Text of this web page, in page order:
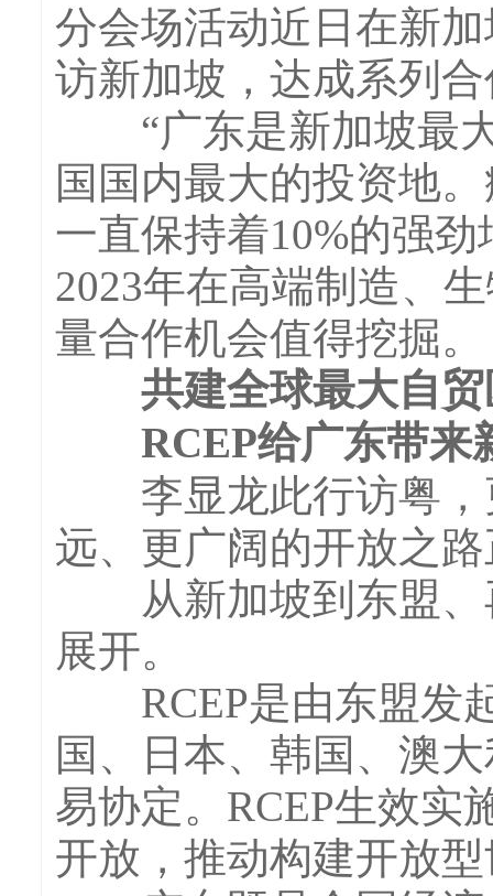
分会场活动近日在新
访新加坡，达成系列
“广东是新加坡最大
国国内最大的投资地
一直保持着10%的强
2023年在高端制造、
量合作机会值得挖掘。
共建全球最大自
RCEP给广东带来
李显龙此行访粤，
远、更广阔的开放之
从新加坡到东盟、
展开。
RCEP是由东盟发起
国、日本、韩国、澳
易协定。RCEP生效实
开放，推动构建开放